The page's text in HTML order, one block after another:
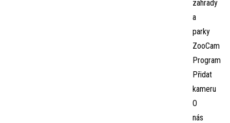
zahrady
a
parky
ZooCam
Program
Přidat
kameru
O
nás